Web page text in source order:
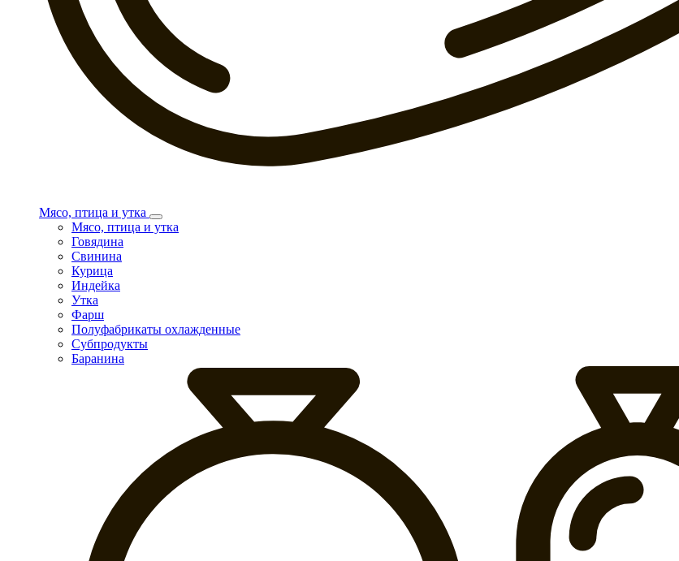
Мясо, птица и утка
Мясо, птица и утка
Говядина
Свинина
Курица
Индейка
Утка
Фарш
Полуфабрикаты охлажденные
Субпродукты
Баранина